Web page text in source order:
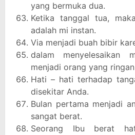
yang bermuka dua.
Ketika tanggal tua,
adalah mi instan.
Via menjadi buah bibir
dalam menyelesaikan
menjadi orang yang
Hati – hati terhadap
disekitar Anda.
Bulan pertama menjadi
sangat berat.
Seorang Ibu berat